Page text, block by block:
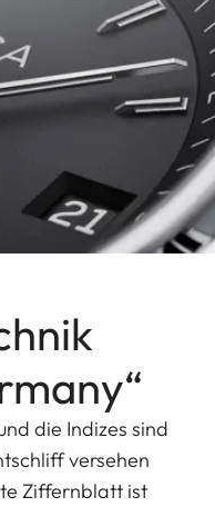
die Indizes sind
versehen
Ziffernblatt ist